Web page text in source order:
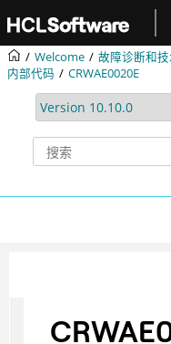
Welcome 故障诊断和
内部代码
CRWAE0020E